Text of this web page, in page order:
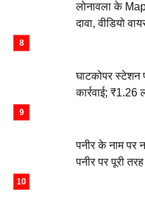
लोनावला के
दावा, वीडियो
घाटकोपर स्टेशन
कार्रवाई; ₹1.26
पनीर के नाम पर
पनीर पर पूरी